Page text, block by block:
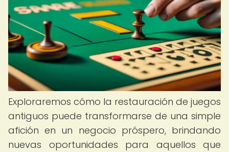
Exploraremos cómo la restauración de juegos
antiguos puede transformarse de una simple
afición en un negocio próspero, brindando
nuevas oportunidades para aquellos que